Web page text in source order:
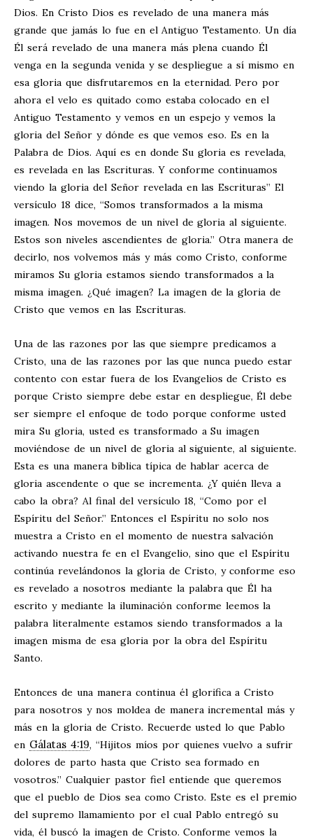
Dios. En Cristo Dios es revelado de una manera más
grande que jamás lo fue en el Antiguo Testamento. Un día
Él será revelado de una manera más plena cuando Él
venga en la segunda venida y se despliegue a sí mismo en
esa gloria que disfrutaremos en la eternidad. Pero por
ahora el velo es quitado como estaba colocado en el
Antiguo Testamento y vemos en un espejo y vemos la
gloria del Señor y dónde es que vemos eso. Es en la
Palabra de Dios. Aquí es en donde Su gloria es revelada,
es revelada en las Escrituras. Y conforme continuamos
viendo la gloria del Señor revelada en las Escrituras” El
versículo 18 dice, “Somos transformados a la misma
imagen. Nos movemos de un nivel de gloria al siguiente.
Estos son niveles ascendientes de gloria.” Otra manera de
decirlo, nos volvemos más y más como Cristo, conforme
miramos Su gloria estamos siendo transformados a la
misma imagen. ¿Qué imagen? La imagen de la gloria de
Cristo que vemos en las Escrituras.
Una de las razones por las que siempre predicamos a
Cristo, una de las razones por las que nunca puedo estar
contento con estar fuera de los Evangelios de Cristo es
porque Cristo siempre debe estar en despliegue, Él debe
ser siempre el enfoque de todo porque conforme usted
mira Su gloria, usted es transformado a Su imagen
moviéndose de un nivel de gloria al siguiente, al siguiente.
Esta es una manera bíblica típica de hablar acerca de
gloria ascendente o que se incrementa. ¿Y quién lleva a
cabo la obra? Al final del versículo 18, “Como por el
Espíritu del Señor.” Entonces el Espíritu no solo nos
muestra a Cristo en el momento de nuestra salvación
activando nuestra fe en el Evangelio, sino que el Espíritu
continúa revelándonos la gloria de Cristo, y conforme eso
es revelado a nosotros mediante la palabra que Él ha
escrito y mediante la iluminación conforme leemos la
palabra literalmente estamos siendo transformados a la
imagen misma de esa gloria por la obra del Espíritu
Santo.
Entonces de una manera continua él glorifica a Cristo
para nosotros y nos moldea de manera incremental más y
más en la gloria de Cristo. Recuerde usted lo que Pablo
en Gálatas 4:19, “Hijitos míos por quienes vuelvo a sufrir
dolores de parto hasta que Cristo sea formado en
vosotros.” Cualquier pastor fiel entiende que queremos
que el pueblo de Dios sea como Cristo. Este es el premio
del supremo llamamiento por el cual Pablo entregó su
vida, él buscó la imagen de Cristo. Conforme vemos la